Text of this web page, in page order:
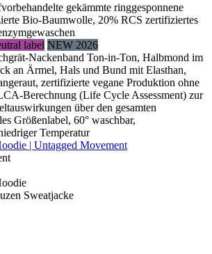
gekämmte ringgesponnene
Bio-Baumwolle, 20% RCS zertifiziertes
label NEW 2026
Nackenband Ton-in-Ton, Halbmond im
an Ärmel, Hals und Bund mit Elasthan,
zertifizierte vegane Produktion ohne
Berechnung (Life Cycle Assessment) zur
über den gesamten
Größenlabel, 60° waschbar,
Temperatur
| Untagged Movement
Sweatjacke